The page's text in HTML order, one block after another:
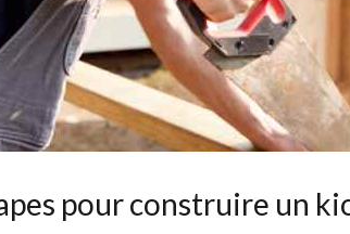
pour construire un